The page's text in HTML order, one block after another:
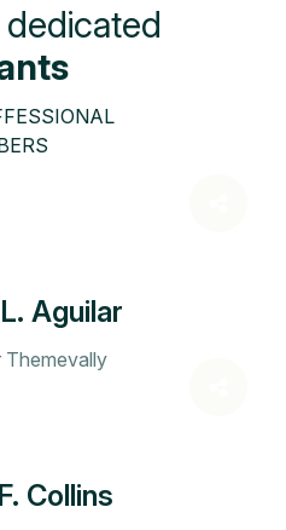
Aguilar
Themevally
Collins